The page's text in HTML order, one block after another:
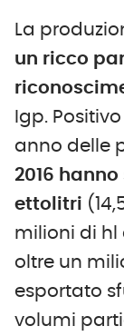
La
un ricco
Igp.
anno delle
2016
ettolitri
milioni di hl
oltre un
esportato
volumi